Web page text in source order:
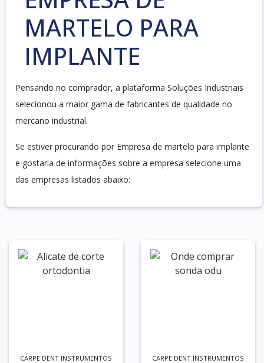
MARTELO PARA
IMPLANTE
Pensando no comprador, a plataforma Soluções Industriais
selecionou a maior gama de fabricantes de qualidade no
mercano industrial.
Se estiver procurando por Empresa de martelo para implante
e gostaria de informações sobre a empresa selecione uma
das empresas listados abaixo:
CARPE DENT INSTRUMENTOS
CARPE DENT INSTRUMENTOS